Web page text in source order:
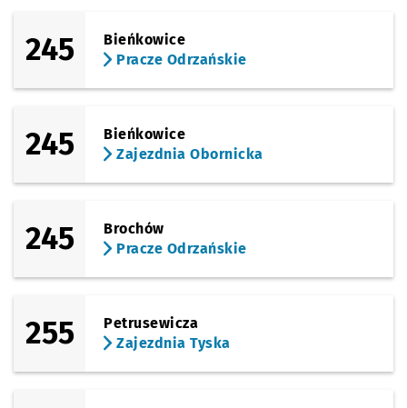
245
Bieńkowice
Pracze Odrzańskie
245
Bieńkowice
Zajezdnia Obornicka
245
Brochów
Pracze Odrzańskie
255
Petrusewicza
Zajezdnia Tyska